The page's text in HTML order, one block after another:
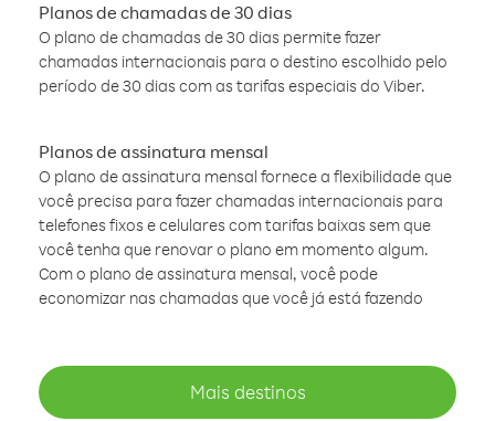
Planos de chamadas de 30 dias
O plano de chamadas de 30 dias permite fazer
chamadas internacionais para o destino escolhido pelo
período de 30 dias com as tarifas especiais do Viber.
Planos de assinatura mensal
O plano de assinatura mensal fornece a flexibilidade que
você precisa para fazer chamadas internacionais para
telefones fixos e celulares com tarifas baixas sem que
você tenha que renovar o plano em momento algum.
Com o plano de assinatura mensal, você pode
economizar nas chamadas que você já está fazendo
Mais destinos